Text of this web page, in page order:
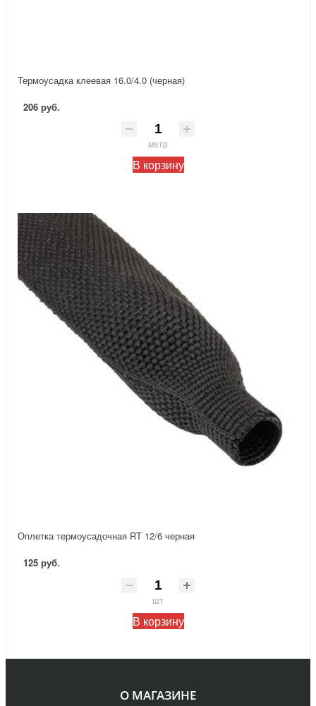
Термоусадка клеевая 16.0/4.0 (черная)
206 руб.
метр
В корзину
Оплетка термоусадочная RT 12/6 черная
125 руб.
шт
В корзину
О МАГАЗИНЕ